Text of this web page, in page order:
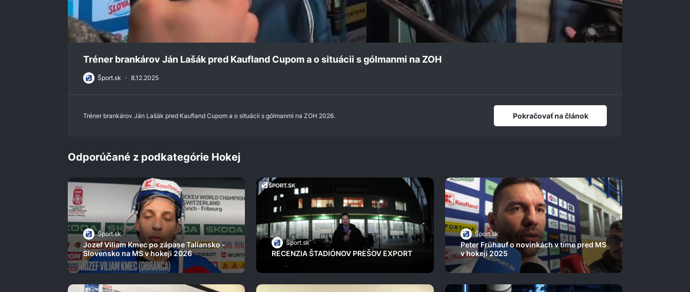
seconds
minutes,
Tréner brankárov Ján Lašák pred Kaufland Cupom a o situácii s gólmanmi na ZOH
Šport.sk • 8.12.2025
Tréner brankárov Ján Lašák pred Kaufland Cupom a o situácii s gólmanmi na ZOH 2026. Pokračovať na článok
Odporúčané z podkategórie Hokej
Šport.sk
Jozef Viliam Kmec po zápase Taliansko -
Slovensko na MS v hokeji 2026
Šport.sk
RECENZIA ŠTADIÓNOV PREŠOV EXPORT
Šport.sk
Peter Frühauf o novinkách v tíme pred MS
v hokeji 2025